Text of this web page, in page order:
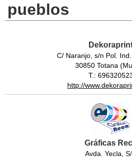
pueblos
C/ Naranjo, s/n Pol.
30850 Totana
T.:
http://
Gráficas
Avda. Yecla,